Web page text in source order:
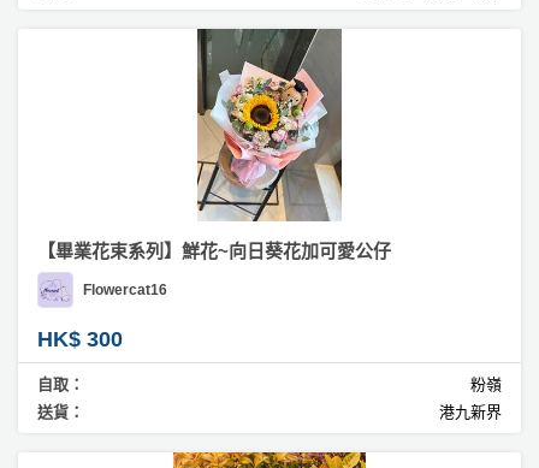
【畢業花束系列】鮮花~向日葵花加可愛公仔
Flowercat16
HK$ 300
自取：
粉嶺
送貨：
港九新界